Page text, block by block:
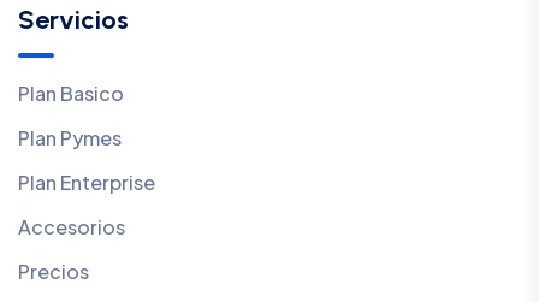
Servicios
Plan Basico
Plan Pymes
Plan Enterprise
Accesorios
Precios